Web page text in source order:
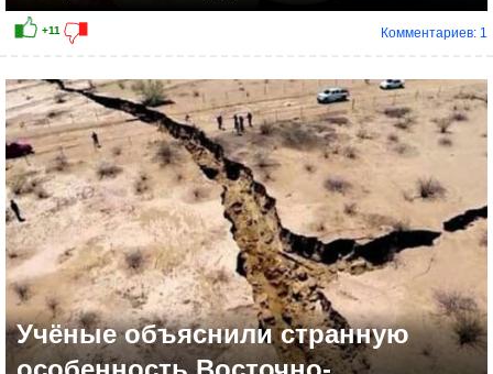
+16
Комментариев: 1
Учёные объяснили странную